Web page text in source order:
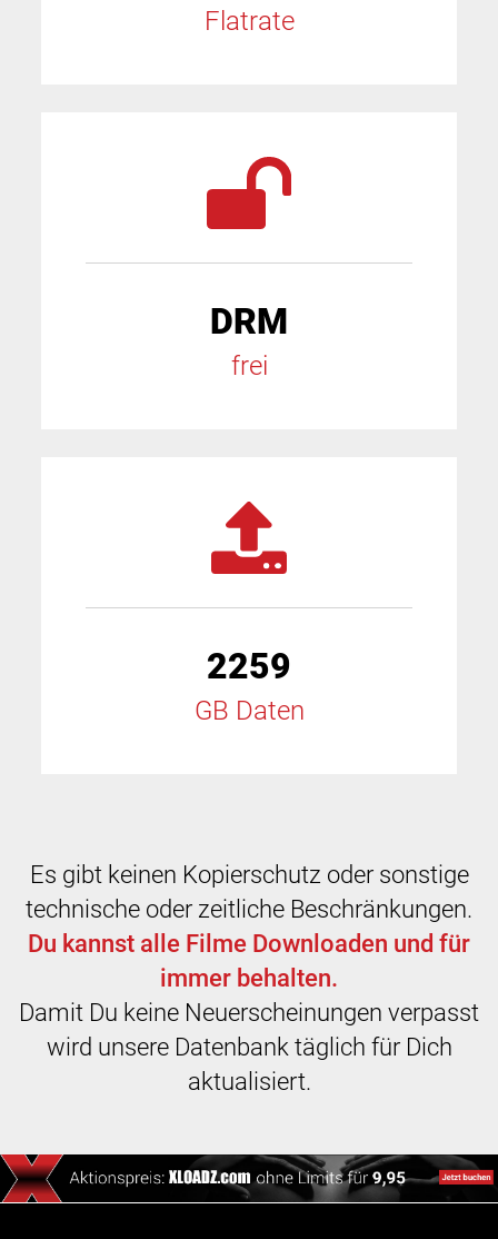
Flatrate
DRM
frei
2259
GB Daten
Es gibt keinen Kopierschutz oder sonstige
technische oder zeitliche Beschränkungen.
Du kannst alle Filme Downloaden und für
immer behalten.
Damit Du keine Neuerscheinungen verpasst
wird unsere Datenbank täglich für Dich
aktualisiert.